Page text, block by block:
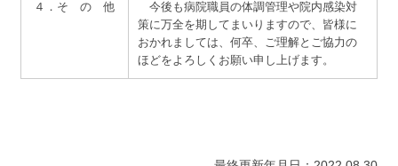
４．そ の 他
今後も病院職員の体調管理や院内感染対
策に万全を期してまいりますので、皆様に
おかれましては、何卒、ご理解とご協力の
ほどをよろしくお願い申し上げます。